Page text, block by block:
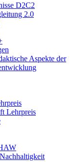
D2C2
2.0
Aspekte der
Lehrpreis